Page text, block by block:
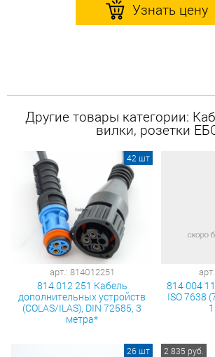
Узнать цену
Другие товары категории:
вилки, розетки
арт.: 814012251
814 012 251 Кабель
дополнительных устройств
(COLAS/ILAS), DIN 72585, 3
метра*
42 шт
814 004
ISO 7638
26 шт 2 835 руб.